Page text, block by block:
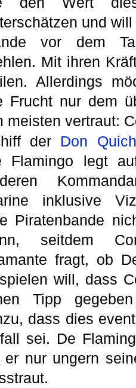
und
vor dem
Mit ihren
Allerdings
Frucht nur dem
meisten vertraut:
der Don
Flamingo legt
inklusive
Piratenbande
seitdem
fragt, ob
will, dass
Tipp
dass dies
sei. De
er nur ungern